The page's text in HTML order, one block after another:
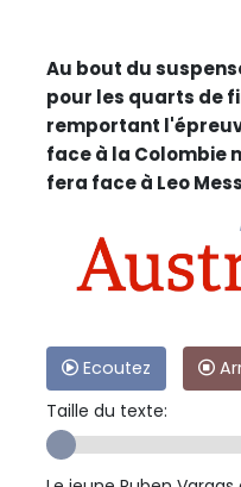
Au bout du
pour les quarts de
remportant
face à la Colombie
fera face à Leo
Ecoutez
Taille du texte: